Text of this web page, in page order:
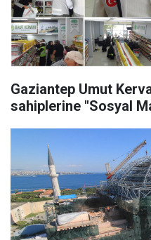
Gaziantep Umut
sahiplerine "Sosyal